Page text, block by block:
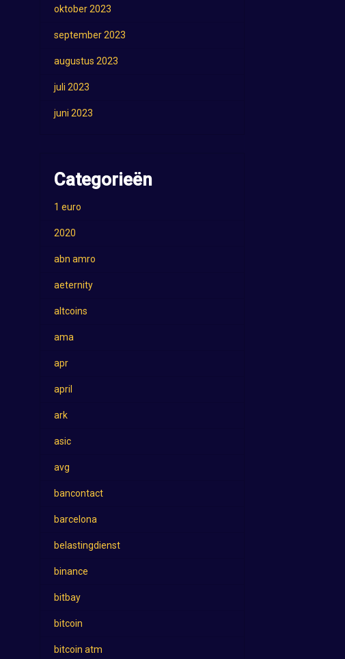
oktober 2023
september 2023
augustus 2023
juli 2023
juni 2023
Categorieën
1 euro
2020
abn amro
aeternity
altcoins
ama
apr
april
ark
asic
avg
bancontact
barcelona
belastingdienst
binance
bitbay
bitcoin
bitcoin atm